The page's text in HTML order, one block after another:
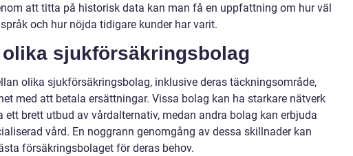
att titta på historisk data kan man få en uppfattning om hur väl
och hur nöjda tidigare kunder har varit.
sjukförsäkringsbolag
olika sjukförsäkringsbolag, inklusive deras täckningsområde,
med att betala ersättningar. Vissa bolag kan ha starkare nätverk
ett brett utbud av vårdalternativ, medan andra bolag kan erbjuda
vård. En noggrann genomgång av dessa skillnader kan
försäkringsbolaget för deras behov.